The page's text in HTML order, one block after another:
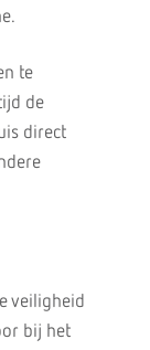
te
de
direct
veiligheid
bij het